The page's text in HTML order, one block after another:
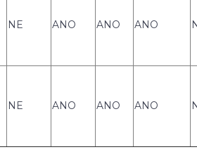
NE ANO ANO ANO
NE ANO ANO ANO